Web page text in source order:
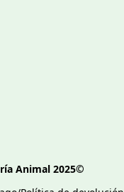
Animal 2025©